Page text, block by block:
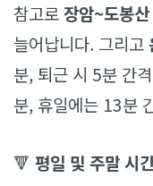
참고로장암~도봉
늘어납니다. 그리고
분, 퇴근 시 5분 간
분, 휴일에는 13분
🔻 평일 및 주말 시